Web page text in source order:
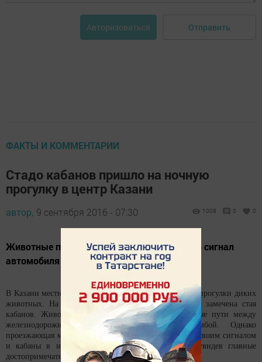
Авторизоваться Отправить
ФАКТЫ И КОММЕНТАРИИ
Стадо кабанов пришло на ночную
прогулку в центр Казани
автор, 9 сентября 2016 - 07:30 1008 0 0
Животные пытались перебежать дорогу, но сигнал
автомобиля спутал им все планы.
В Казани местные жители стали очевидцами ночной прогулки диких
животных. На улице Саид-Галеева прохожими была замечена стая
кабанов. Животные пытались перебежать трамвайные пути между
железнодорожным вокзалом и Кировской дамбой. Однако
проезжающая мимо машина напугала гостей города своим сигналом
и кабаны в испуге убежали в кусты, так и не увидев главные
достопримечательности города.